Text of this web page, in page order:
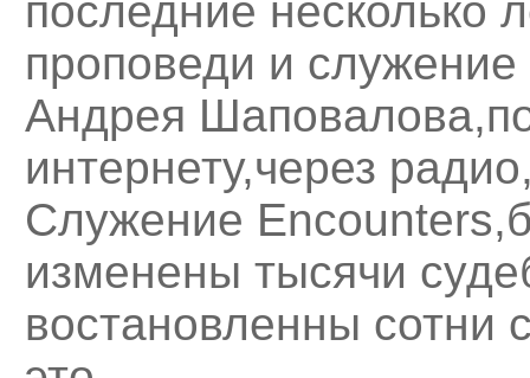
последние несколько
проповеди и служение
Андрея
интернету,через
Служение
изменены тысячи
востановленны сотни